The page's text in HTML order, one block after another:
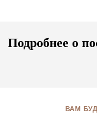
Подробнее о
ВАМ